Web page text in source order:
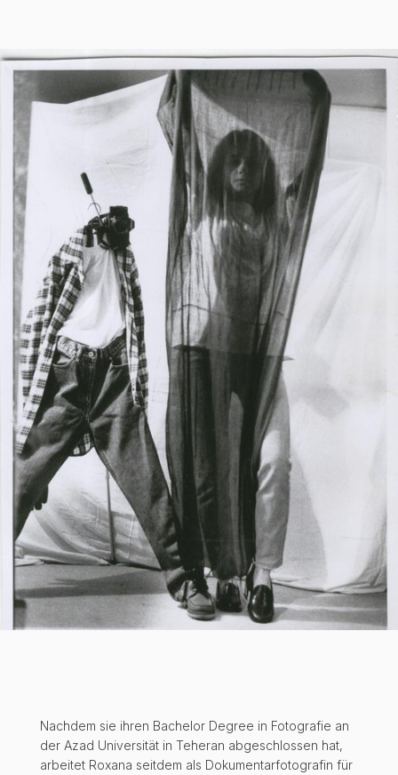
Nachdem sie ihren Bachelor Degree in Fotografie an
der Azad Universität in Teheran abgeschlossen hat,
arbeitet Roxana seitdem als Dokumentarfotografin für